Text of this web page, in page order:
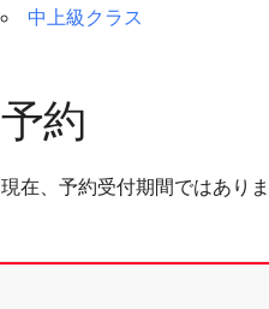
中上級クラス
予約
現在、予約受付期間ではありま